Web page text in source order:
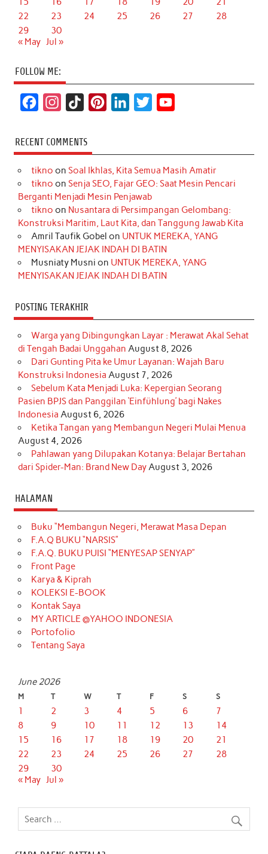
22
23 24 25 26 27
28
29
30
« May Jul »
FOLLOW ME:
c
e
b
o
k
s
t
a
r
a
m
k
T
o
k
t
e
r
e
s
t
k
e
d
I
n
t
t
r
T
u
e
RECENT COMMENTS
tikno on Soal Ikhlas, Kita Semua Masih Amatir
tikno on Senja SEO, Fajar GEO: Saat Mesin Pencari
Berganti Menjadi Mesin Penjawab
tikno on Nusantara di Persimpangan Gelombang:
Konstruksi Maritim, Laut Kita, dan Tanggung Jawab Kita
Amril Taufik Gobel on UNTUK MEREKA, YANG
MENYISAKAN JEJAK INDAH DI BATIN
Musniaty Musni on UNTUK MEREKA, YANG
MENYISAKAN JEJAK INDAH DI BATIN
POSTING TERAKHIR
Warga yang Dibingungkan Layar : Merawat Akal Sehat
di Tengah Badai Unggahan August 8, 2026
Dari Gunting Pita ke Umur Layanan: Wajah Baru
Konstruksi Indonesia August 7, 2026
Sebelum Kata Menjadi Luka: Kepergian Seorang
Pasien BPJS dan Panggilan ‘Einfühlung’ bagi Nakes
Indonesia August 6, 2026
Ketika Tangan yang Membangun Negeri Mulai Menua
August 4, 2026
Pahlawan yang Dilupakan Kotanya: Belajar Bertahan
dari Spider-Man: Brand New DayAugust 3, 2026
HALAMAN
Buku “Membangun Negeri, Merawat Masa Depan
F.A.Q BUKU “NARSIS”
F.A.Q. BUKU PUISI “MENYESAP SENYAP”
Front Page
Karya & Kiprah
KOLEKSI E-BOOK
Kontak Saya
MY ARTICLE @YAHOO INDONESIA
Portofolio
Tentang Saya
June 2026
M T W T F S S
1 2 3 4 5 6
7
8
9 10 11 12 13
14
15
16 17 18 19 20
21
22
23 24 25 26 27
28
29
30
« May Jul »